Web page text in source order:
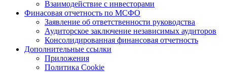
Взаимодействие с инвеcторами
Финасовая отчетность по МСФО
Заявление об ответственности руководства
Аудиторское заключение независимых аудиторов
Консолидированная финансовая отчетность
Дополнительные ссылки
Приложения
Политика Cookie